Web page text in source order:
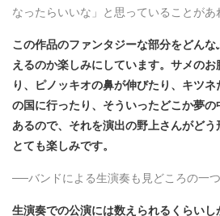
なったらいいな」と思っていることがあ
この作品のファンタジーな部分をどん
えるのか楽しみにしています。サメの
り、ピノッキオの鼻が伸びたり、キツ
の国に行ったり、そういったどこか夢
あるので、それを演出の野上さんがどう
とても楽しみです。
──バンドによる生演奏も見どころの一つ
生演奏での公演には数えられるくらいし